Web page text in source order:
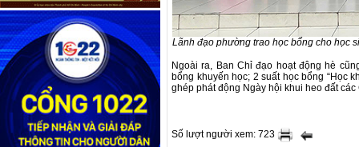
Lãnh đạo phường trao học bổng cho học
Ngoài ra, Ban Chỉ đạo hoạt động hè
bổng khuyến học; 2 suất học bổng “Học
ghép phát động Ngày hội khui heo đất
Số lượt người xem: 723